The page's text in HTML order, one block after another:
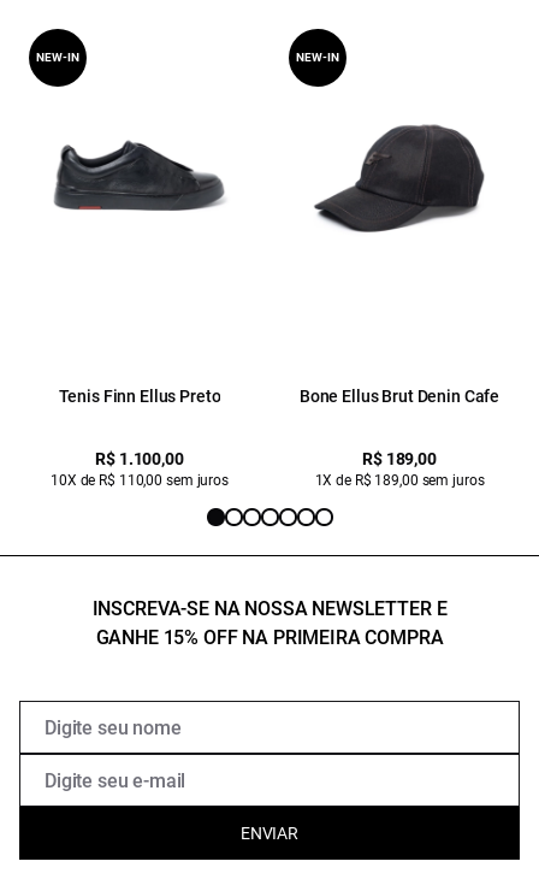
Tenis Finn Ellus Preto
R$ 1.100,00
10X de R$ 110,00 sem juros
NEW-IN
Bone Ellus Brut Denin Cafe
R$ 189,00
1X de R$ 189,00 sem juros
NEW-IN
INSCREVA-SE NA NOSSA NEWSLETTER E
GANHE 15% OFF NA PRIMEIRA COMPRA
ENVIAR